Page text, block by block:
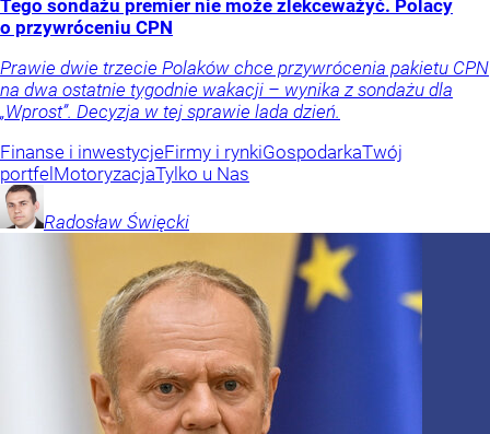
Tego sondażu premier nie może zlekceważyć. Polacy
o przywróceniu CPN
Prawie dwie trzecie Polaków chce przywrócenia pakietu CPN
na dwa ostatnie tygodnie wakacji – wynika z sondażu dla
„Wprost”. Decyzja w tej sprawie lada dzień.
Finanse i inwestycjeFirmy i rynkiGospodarkaTwój
portfel MotoryzacjaTylko u Nas
Radosław Święcki